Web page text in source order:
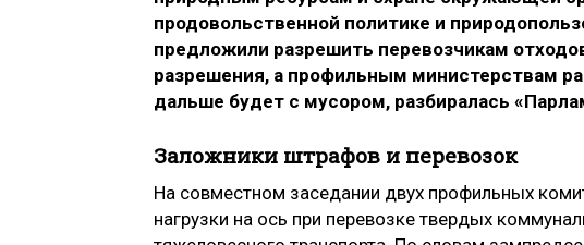
продовольственной политике и
предложили разрешить перевозчикам
разрешения, а профильным министерствам
дальше будет с мусором, разбиралась
Заложники штрафов и перевозок
На совместном заседании двух профильных
нагрузки на ось при перевозке твердых